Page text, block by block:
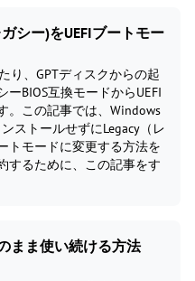
シー)をUEFIブートモー
り、GPTディスクからの起
BIOS互換モードからUEFI
。この記事では、Windows
ストールせずにLegacy（レ
トモードに変更する方法を
するために、この記事をす
まま使い続ける方法